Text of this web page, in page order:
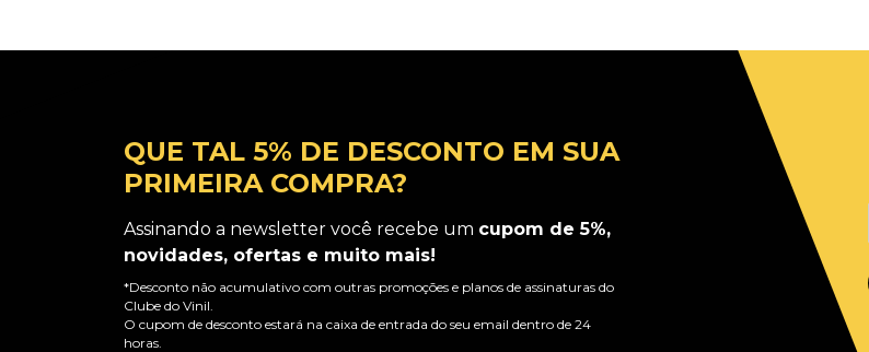
QUE TAL 5% DE DESCONTO EM SUA
PRIMEIRA COMPRA?
Assinando a newsletter você recebe um cupom de 5%,
novidades, ofertas e muito mais!
*Desconto não acumulativo com outras promoções e planos de assinaturas do
Clube do Vinil.
O cupom de desconto estará na caixa de entrada do seu email dentro de 24
horas.